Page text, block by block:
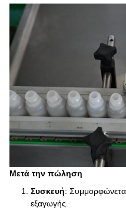
Μετά την πώληση
Συσκευή:
εξαγωγής.